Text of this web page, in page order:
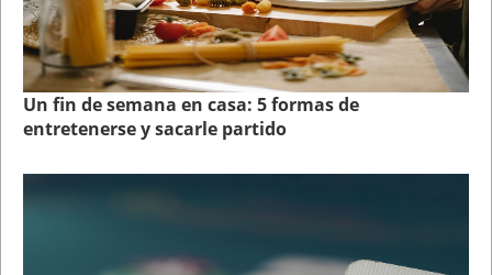
Un fin de semana en casa: 5 formas de
entretenerse y sacarle partido